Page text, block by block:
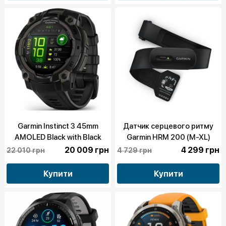
Garmin Instinct 3 45mm
AMOLED Black with Black
Band (010-02936-00)
22 010 грн 20 009 грн
Купити
Датчик серцевого ритму
Garmin HRM 200 (M-XL)
(Пульсометр) (010-13388-
4 729 грн 4 299 грн
Купити